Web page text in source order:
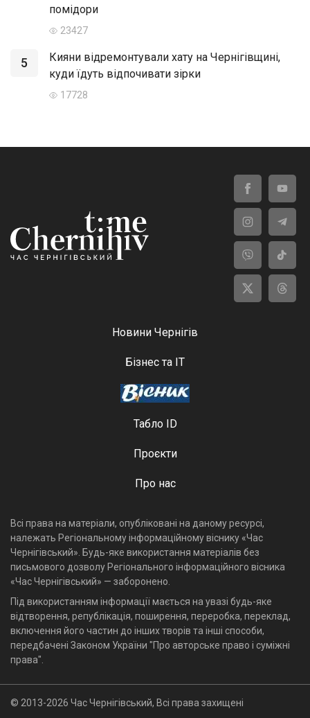
помідори
23427
5
Кияни відремонтували хату на Чернігівщині,
куди їдуть відпочивати зірки
17728
Новини Чернігів
Бізнес та ІТ
Табло ID
Проєкти
Про нас
Всі права на матеріали, опубліковані на даному ресурсі,
належать Регіональному інформаційному віснику «Час
Чернігівський». Будь-яке використання матеріалів без
письмового дозволу Регіонального інформаційного вісника
«Час Чернігівський» — заборонено.
Під використанням інформації мається на увазі будь-яке
відтворення, републікація, поширення, переробка, переклад,
включення його частин до інших творів та інші способи,
передбачені Законом України "Про авторське право і суміжні
права".
© 2013-2026 Час Чернігівський, Всі права захищені